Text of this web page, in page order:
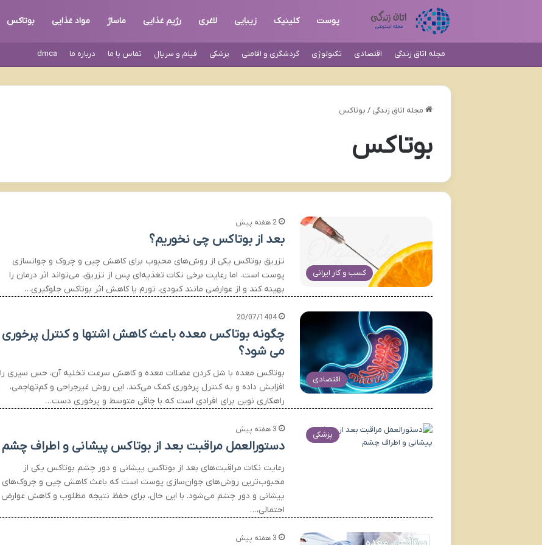
پوست کلینیک زیبایی لاغری رژیم غذایی ماساژ مواد غذایی بوتاکس
مجله اتاق زندگی اقتصادی تکنولوژی گردشگری و اقامتی پزشکی فیلم و سریال تماس با ما درباره ما dmca
مجله اتاق زندگی / بوتاکس
بوتاکس
کسب و کار ایرانی
2 هفته پیش
بعد از بوتاکس چی نخوریم؟
تزریق بوتاکس یکی از روش‌های محبوب برای کاهش چین و چروک و جوانسازی
پوست است. اما رعایت برخی نکات تغذیه‌ای پس از تزریق، می‌تواند اثر درمان را
بهینه کند و از عوارضی مانند کبودی، تورم یا کاهش اثر بوتاکس جلوگیری…
اقتصادی
20/07/1404
چگونه بوتاکس معده باعث کاهش اشتها و کنترل پرخوری
می شود؟
بوتاکس معده با شل کردن عضلات معده و کاهش سرعت تخلیه آن، حس سیری را
افزایش داده و به کنترل پرخوری کمک می‌کند. این روش غیرجراحی و کم‌تهاجمی،
راهکاری نوین برای افرادی است که با چاقی متوسط و پرخوری دست…
پزشکی 3 هفته پیش
دستورالعمل مراقبت بعد از بوتاکس پیشانی و اطراف چشم
رعایت نکات مراقبت‌های بعد از بوتاکس پیشانی و دور چشم بوتاکس یکی از
محبوب‌ترین روش‌های جوان‌سازی پوست است که باعث کاهش چین و چروک‌های
پیشانی و دور چشم می‌شود. با این حال، برای حفظ نتیجه مطلوب و کاهش عوارض
احتمالی،…
3 هفته پیش